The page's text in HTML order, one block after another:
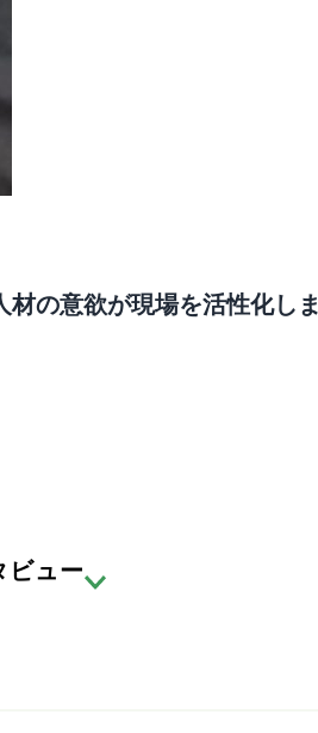
の意欲が現場を活性化しま
ビュー